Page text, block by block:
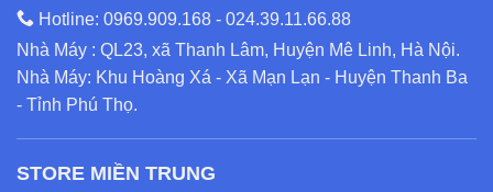
Hotline: 0969.909.168 - 024.39.11.66.88
Nhà Máy : QL23, xã Thanh Lâm, Huyện Mê Linh, Hà Nội.
Nhà Máy: Khu Hoàng Xá - Xã Mạn Lạn - Huyện Thanh Ba
- Tỉnh Phú Thọ.
STORE MIỀN TRUNG